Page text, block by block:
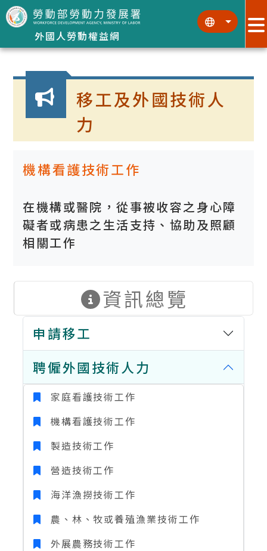
跳到主要內容區塊
外國人勞動權益網
::: :::
:::
移工及外國技術人
力
機構看護技術工作
在機構或醫院，從事被收容之身心障
礙者或病患之生活支持、協助及照顧
相關工作
資訊總覽
申請移工
聘僱外國技術人力
家庭看護技術工作
機構看護技術工作
製造技術工作
營造技術工作
海洋漁撈技術工作
農、林、牧或養殖漁業技術工作
外展農務技術工作